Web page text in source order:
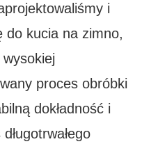
i
do kucia na zimno,
proces obróbki
dokładność i